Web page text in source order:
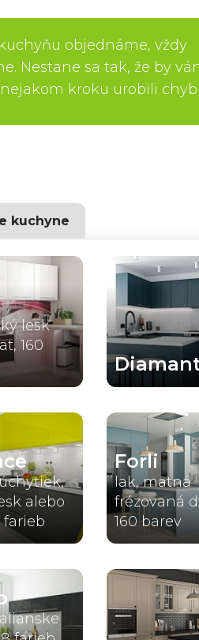
objednáme, vždy
Nestane sa tak, že by
kroku urobili
kuchyne
lesk
160
alebo
farieb
Forli
lak, matná
frézovaná
160 barev